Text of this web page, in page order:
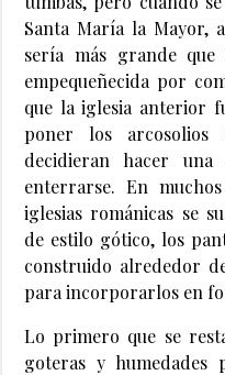
Santa María la Mayor,
sería más grande
empequeñecida por
que la iglesia anterior
poner los
decidieran hacer una
enterrarse. En
iglesias románicas se
de estilo gótico, los
construido alrededor
para incorporarlos en
Lo primero que se
goteras y humedades